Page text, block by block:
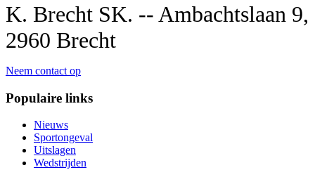
K. Brecht SK. -- Ambachtslaan 9,
2960 Brecht
Neem contact op
Populaire links
Nieuws
Sportongeval
Uitslagen
Wedstrijden